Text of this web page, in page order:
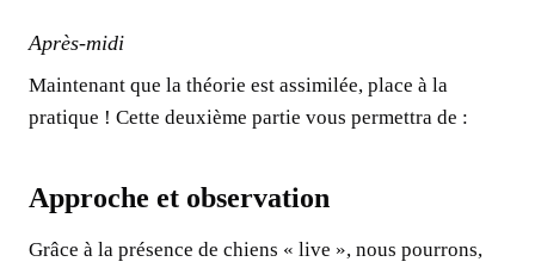
Après-midi
Maintenant que la théorie est assimilée, place à la
pratique ! Cette deuxième partie vous permettra de :
Approche et observation
Grâce à la présence de chiens « live », nous pourrons,